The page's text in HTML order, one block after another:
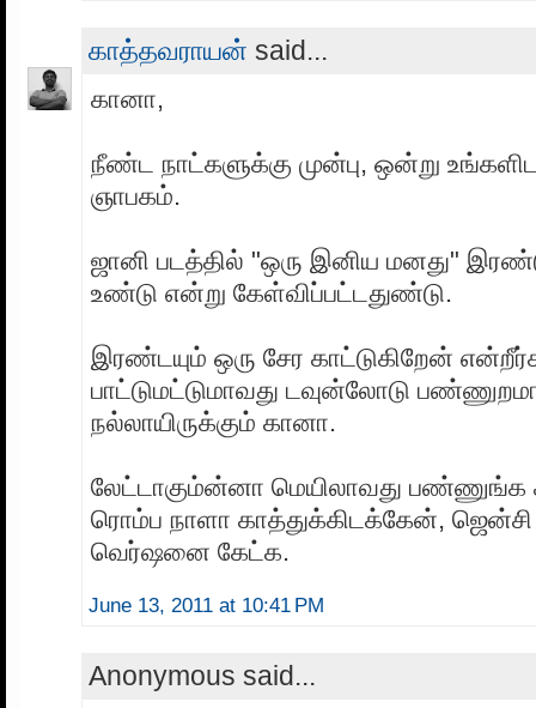
காத்தவராயன் said...
கானா,
நீண்ட நாட்களுக்கு முன்பு, ஒன்று
ஞாபகம்.
ஜானி படத்தில் "ஒரு இனிய மனது"
உண்டு என்று கேள்விப்பட்டதுண்டு.
இரண்டயும் ஒரு சேர காட்டுகிறேன்
பாட்டுமட்டுமாவது டவுன்லோடு
நல்லாயிருக்கும் கானா.
லேட்டாகும்ன்னா மெயிலாவது பண்ணுங்க
ரொம்ப நாளா காத்துக்கிடக்கேன், ஜென்சி
வெர்ஷனை கேட்க.
June 13, 2011 at 10:41 PM
Anonymous said...